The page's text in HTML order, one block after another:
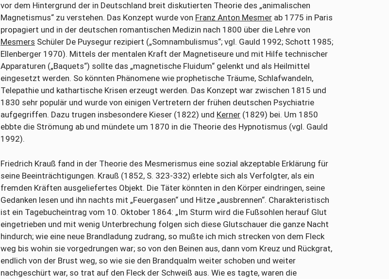
vor dem Hintergrund der in Deutschland breit diskutierten Theorie des „animalischen
Magnetismus“ zu verstehen. Das Konzept wurde von Franz Anton Mesmer ab 1775 in Paris
propagiert und in der deutschen romantischen Medizin nach 1800 über die Lehre von
Mesmers Schüler De Puysegur rezipiert („Somnambulismus“; vgl. Gauld 1992; Schott 1985;
Ellenberger 1970). Mittels der mentalen Kraft der Magnetiseure und mit Hilfe technischer
Apparaturen („Baquets“) sollte das „magnetische Fluidum“ gelenkt und als Heilmittel
eingesetzt werden. So könnten Phänomene wie prophetische Träume, Schlafwandeln,
Telepathie und kathartische Krisen erzeugt werden. Das Konzept war zwischen 1815 und
1830 sehr populär und wurde von einigen Vertretern der frühen deutschen Psychiatrie
aufgegriffen. Dazu trugen insbesondere Kieser (1822) und Kerner (1829) bei. Um 1850
ebbte die Strömung ab und mündete um 1870 in die Theorie des Hypnotismus (vgl. Gauld
1992).
Friedrich Krauß fand in der Theorie des Mesmerismus eine sozial akzeptable Erklärung für
seine Beeinträchtigungen. Krauß (1852, S. 323-332) erlebte sich als Verfolgter, als ein
fremden Kräften ausgeliefertes Objekt. Die Täter könnten in den Körper eindringen, seine
Gedanken lesen und ihn nachts mit „Feuergasen“ und Hitze „ausbrennen“. Charakteristisch
ist ein Tagebucheintrag vom 10. Oktober 1864: „Im Sturm wird die Fußsohlen herauf Glut
eingetrieben und mit wenig Unterbrechung folgen sich diese Glutschauer die ganze Nacht
hindurch; wie eine neue Brandladung zudrang, so mußte ich mich strecken von dem Fleck
weg bis wohin sie vorgedrungen war; so von den Beinen aus, dann vom Kreuz und Rückgrat,
endlich von der Brust weg, so wie sie den Brandqualm weiter schoben und weiter
nachgeschürt war, so trat auf den Fleck der Schweiß aus. Wie es tagte, waren die